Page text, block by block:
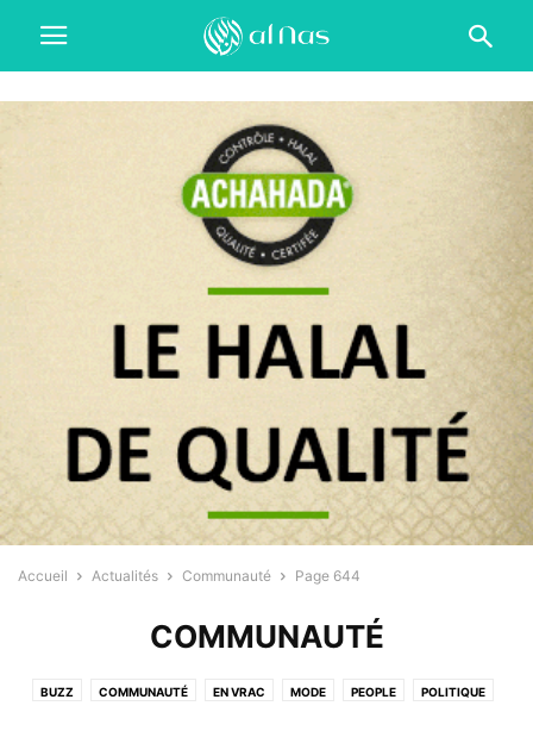
Accueil Actualités Communauté Page 644
COMMUNAUTÉ
BUZZ COMMUNAUTÉ EN VRAC MODE PEOPLE POLITIQUE